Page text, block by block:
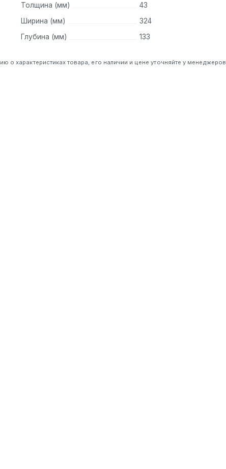
Толщина (мм)
43
Ширина (мм)
324
Глубина (мм)
133
характеристиках товара, его наличии и цене уточняйте у менеджеров.